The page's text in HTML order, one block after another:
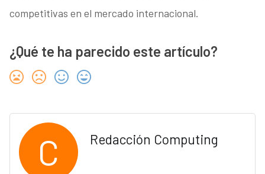
competitivas en el mercado internacional.
¿Qué te ha parecido este artículo?
C Redacción Computing